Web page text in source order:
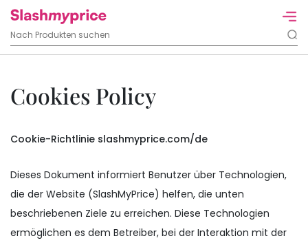
Cookies Policy
Cookie-Richtlinie slashmyprice.com/de
Dieses Dokument informiert Benutzer über Technologien,
die der Website (SlashMyPrice) helfen, die unten
beschriebenen Ziele zu erreichen. Diese Technologien
ermöglichen es dem Betreiber, bei der Interaktion mit der